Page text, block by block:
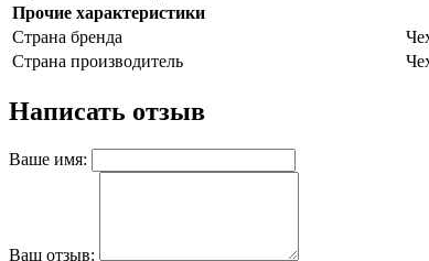
Прочие характеристики
Страна бренда
Страна производитель
Написать отзыв
Ваше имя:
Ваш отзыв: